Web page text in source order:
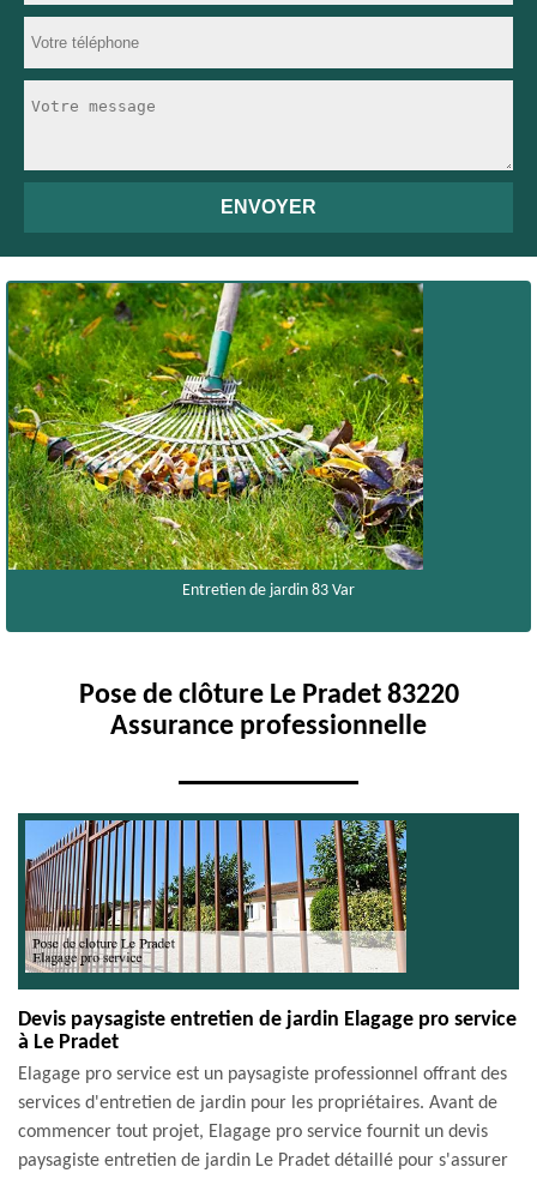
Entretien de jardin 83 Var
Pose de clôture Le Pradet 83220
Assurance professionnelle
Devis paysagiste entretien de jardin Elagage pro service
à Le Pradet
Elagage pro service est un paysagiste professionnel offrant des
services d'entretien de jardin pour les propriétaires. Avant de
commencer tout projet, Elagage pro service fournit un devis
paysagiste entretien de jardin Le Pradet détaillé pour s'assurer